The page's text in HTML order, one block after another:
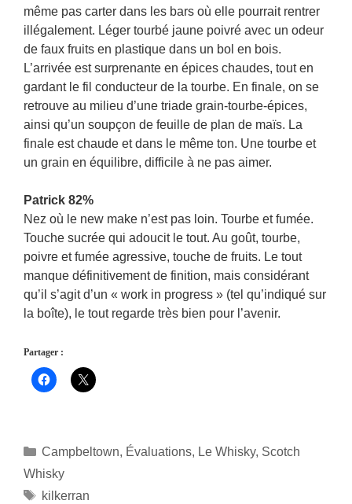
même pas carter dans les bars où elle pourrait rentrer
illégalement. Léger tourbé jaune poivré avec un odeur
de faux fruits en plastique dans un bol en bois.
L’arrivée est surprenante en épices chaudes, tout en
gardant le fil conducteur de la tourbe. En finale, on se
retrouve au milieu d’une triade grain-tourbe-épices,
ainsi qu’un soupçon de feuille de plan de maïs. La
finale est chaude et dans le même ton. Une tourbe et
un grain en équilibre, difficile à ne pas aimer.
Patrick 82%
Nez où le new make n’est pas loin. Tourbe et fumée.
Touche sucrée qui adoucit le tout. Au goût, tourbe,
poivre et fumée agressive, touche de fruits. Le tout
manque définitivement de finition, mais considérant
qu’il s’agit d’un « work in progress » (tel qu’indiqué sur
la boîte), le tout regarde très bien pour l’avenir.
Partager :
Catégories
Campbeltown, Évaluations, Le Whisky, Scotch
Whisky
Étiquettes
kilkerran